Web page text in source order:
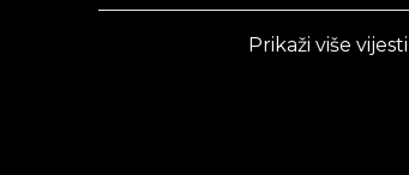
Prikaži više vijesti